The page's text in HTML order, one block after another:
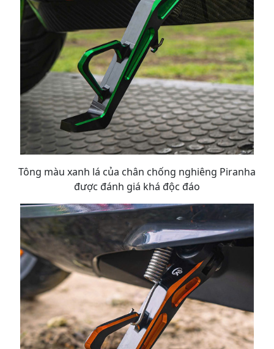
Tông màu xanh lá của chân chống nghiêng Piranha
được đánh giá khá độc đáo